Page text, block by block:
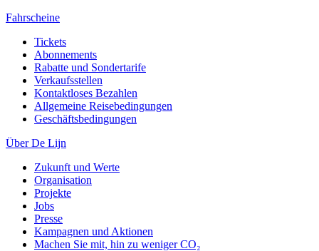
Fahrscheine
Tickets
Abonnements
Rabatte und Sondertarife
Verkaufsstellen
Kontaktloses Bezahlen
Allgemeine Reisebedingungen
Geschäftsbedingungen
Über De Lijn
Zukunft und Werte
Organisation
Projekte
Jobs
Presse
Kampagnen und Aktionen
Machen Sie mit, hin zu weniger CO₂